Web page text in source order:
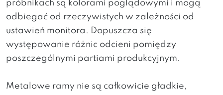
próbnikach są kolorami poglądowymi i mogą
odbiegać od rzeczywistych w zależności od
ustawień monitora. Dopuszcza się
występowanie różnic odcieni pomiędzy
poszczególnymi partiami produkcyjnym.
Metalowe ramy nie są całkowicie gładkie,